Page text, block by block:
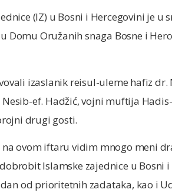
(IZ) u Bosni i Hercegovini je u
Domu Oružanih snaga Bosne i
izaslanik reisul-uleme hafiz dr.
ef. Hadžić, vojni muftija
drugi gosti.
na ovom iftaru vidim mnogo meni
Islamske zajednice u Bosni i
od prioritetnih zadataka, kao i